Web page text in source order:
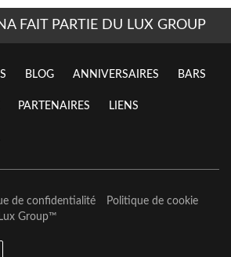
FAIT PARTIE DU LUX GROUP
BLOG ANNIVERSAIRES BARS
PARTENAIRES LIENS
de confidentialité
Politique de cookie
Lux Group™